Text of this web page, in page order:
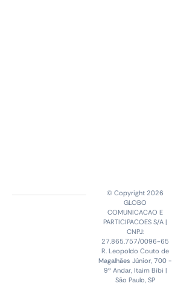
© Copyright 2026
GLOBO
COMUNICACAO E
PARTICIPACOES S/A |
CNPJ:
27.865.757/0096-65
R. Leopoldo Couto de
Magalhães Júnior, 700 -
9º Andar, Itaim Bibi |
São Paulo, SP